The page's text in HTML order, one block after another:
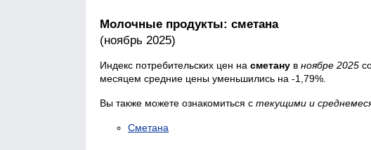
Молочные продукты: сметана
(ноябрь 2025)
Индекс потребительских цен на сметану в ноябре 2025
месяцем средние цены уменьшились на -1,79%.
Вы также можете ознакомиться с текущими и
Сметана